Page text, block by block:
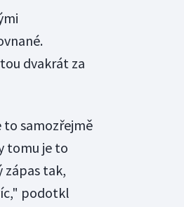
dvakrát za
to samozřejmě
tomu je to
zápas tak,
podotkl